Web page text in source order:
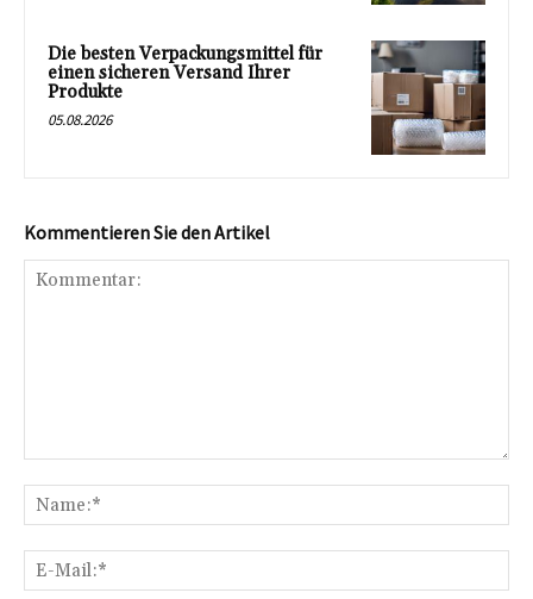
Die besten Verpackungsmittel für
einen sicheren Versand Ihrer
Produkte
05.08.2026
Kommentieren Sie den Artikel